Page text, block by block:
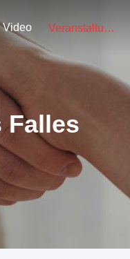
Video Veranstaltungen
Falles